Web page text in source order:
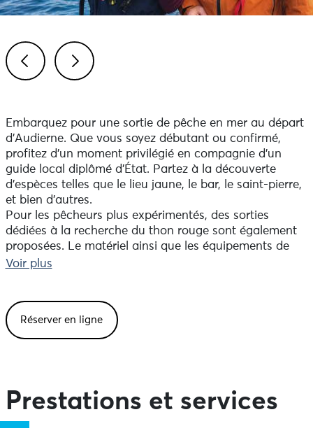
Embarquez pour une sortie de pêche en mer au départ
d’Audierne. Que vous soyez débutant ou confirmé,
profitez d’un moment privilégié en compagnie d’un
guide local diplômé d’État. Partez à la découverte
d’espèces telles que le lieu jaune, le bar, le saint-pierre,
et bien d’autres.
Pour les pêcheurs plus expérimentés, des sorties
dédiées à la recherche du thon rouge sont également
proposées. Le matériel ainsi que les équipements de
sécurité sont fournis, et vous bénéficiez de conseils
surfcasting, aux leurres depuis la côte ou en eau
douce, adaptées à tous les niveaux.
N’hésitez pas à me contacter par téléphone afin de
Voir plus
Réserver en ligne
Prestations et services